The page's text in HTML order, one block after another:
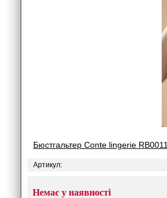
Бюстгальтер Conte lingerie RB0011
Артикул:
Немає у наявності